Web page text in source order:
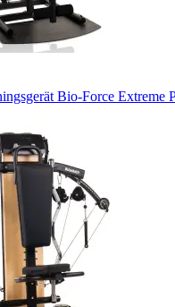
Bio-Force Extreme